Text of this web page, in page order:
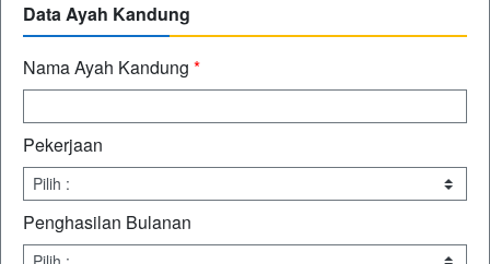
Data Ayah Kandung
Nama Ayah Kandung *
Pekerjaan
Penghasilan Bulanan